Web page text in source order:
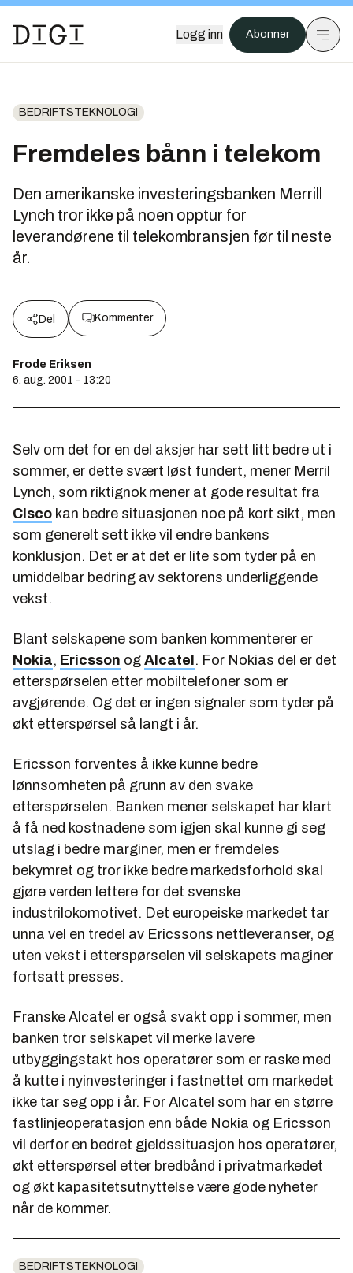
Logg inn Abonner
BEDRIFTSTEKNOLOGI
Fremdeles bånn i telekom
Den amerikanske investeringsbanken Merrill
Lynch tror ikke på noen opptur for
leverandørene til telekombransjen før til neste
år.
Del Kommenter
Frode Eriksen
6. aug. 2001 - 13:20
Selv om det for en del aksjer har sett litt bedre ut i
sommer, er dette svært løst fundert, mener Merril
Lynch, som riktignok mener at gode resultat fra
Cisco kan bedre situasjonen noe på kort sikt, men
som generelt sett ikke vil endre bankens
konklusjon. Det er at det er lite som tyder på en
umiddelbar bedring av sektorens underliggende
vekst.
Blant selskapene som banken kommenterer er
Nokia, Ericsson og Alcatel . For Nokias del er det
etterspørselen etter mobiltelefoner som er
avgjørende. Og det er ingen signaler som tyder på
økt etterspørsel så langt i år.
Ericsson forventes å ikke kunne bedre
lønnsomheten på grunn av den svake
etterspørselen. Banken mener selskapet har klart
å få ned kostnadene som igjen skal kunne gi seg
utslag i bedre marginer, men er fremdeles
bekymret og tror ikke bedre markedsforhold skal
gjøre verden lettere for det svenske
industrilokomotivet. Det europeiske markedet tar
unna vel en tredel av Ericssons nettleveranser, og
uten vekst i etterspørselen vil selskapets maginer
fortsatt presses.
Franske Alcatel er også svakt opp i sommer, men
banken tror selskapet vil merke lavere
utbyggingstakt hos operatører som er raske med
å kutte i nyinvesteringer i fastnettet om markedet
ikke tar seg opp i år. For Alcatel som har en større
fastlinjeoperatasjon enn både Nokia og Ericsson
vil derfor en bedret gjeldssituasjon hos operatører,
økt etterspørsel etter bredbånd i privatmarkedet
og økt kapasitetsutnyttelse være gode nyheter
når de kommer.
BEDRIFTSTEKNOLOGI